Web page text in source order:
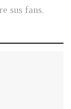
sus fans.